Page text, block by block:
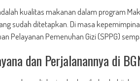
kualitas makanan dalam program
sudah ditetapkan. Di masa
Pelayanan Pemenuhan Gizi (SPPG)
dan Perjalanannya di